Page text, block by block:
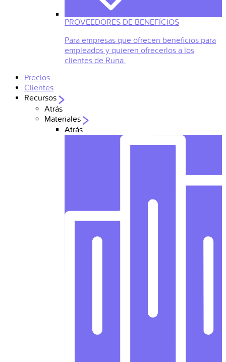
PROVEEDORES DE BENEFÍCIOS
Para empresas que ofrecen beneficios para
empleados y quieren ofrecerlos a los
clientes de Runa.
Precios
Clientes
Recursos
Atrás
Materiales
Atrás